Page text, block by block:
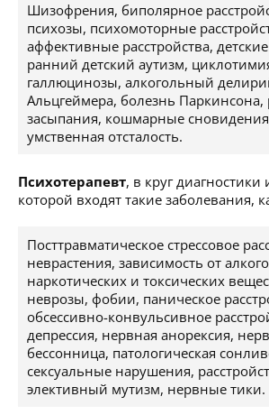
Шизофрения, биполярное
психозы, психомоторные
аффективные расстройства,
ранний детский аутизм,
галлюцинозы, алкогольный
Альцгеймера, болезнь Паркинсона,
засыпания, кошмарные
умственная отсталость.
Психотерапевт, в круг диагностики
которой входят такие заболевания,
Посттравматическое стрессовое
неврастения, зависимость от
наркотических и токсических
неврозы, фобии, паническое
обсессивно-конвульсивное
депрессия, нервная анорексия,
бессонница, патологическая
сексуальные нарушения,
элективный мутизм, нервные тики.